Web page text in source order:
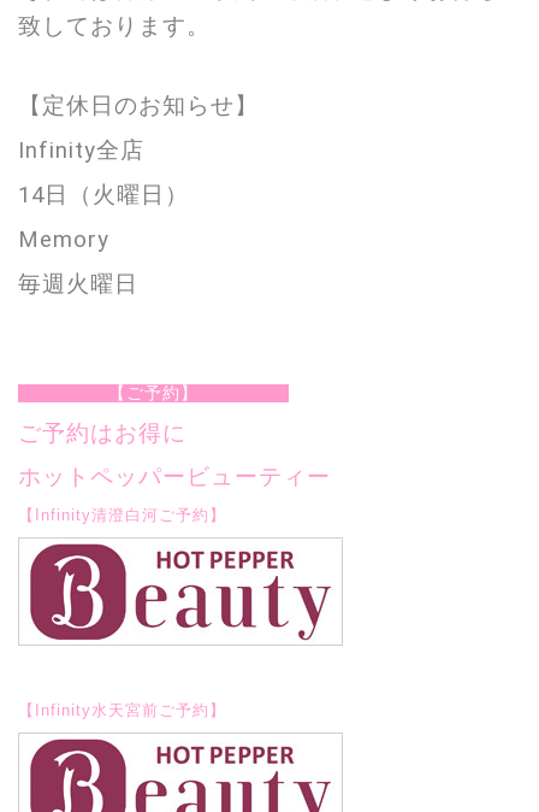
致しております。
【定休日のお知らせ】
Infinity全店
14日（火曜日）
Memory
毎週火曜日
【ご予約】
ご予約はお得に
ホットペッパービューティー
【Infinity清澄白河ご予約】
【Infinity水天宮前 ご予約】